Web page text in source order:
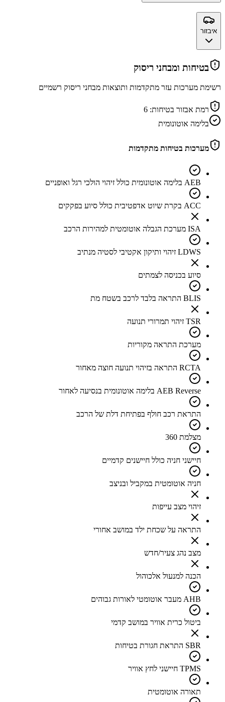
איבזור
בטיחות ומבחני ריסוק
רשימת מערכות עזר מתקדמות ותוצאות מבחני ריסוק רשמיים
רמת אבזור בטיחות: 6
בלימה אוטונומית
מערכות בטיחות מתקדמות
AEB בלימה אוטונומית כולל זיהוי הולכי רגל ואופניים
ACC בקרת שיוט אדפטיבית כולל סיוע בפקקים
ISA מערכת הגבלה אוטומטית למהירות הרכב
LDWS זיהוי ותיקון אקטיבי לסטיה מנתיב
סיוע בכניסה לצמתים
BLIS התראה בלבד לרכב בשטח מת
TSR זיהוי תמרורי תנועה
מערכת התראה מקוריות
RCTA התראה בזיהוי תנועה חוצה מאחור
AEB Reverse בלימה אוטונומית בנסיעה לאחור
התראת רכב חולף בפתיחת דלת של הרכב
מצלמת 360
חיישני חניה כולל חיישנים קדמיים
חניה אוטומטית במקביל ובניצב
זיהוי מצב עייפות
התראה על שכחת ילד במושב אחורי
מצב נהג צעיר/חדש
הכנה למנעול אלכוהול
AHB מעבר אוטומטי לאורות גבוהים
ביטול כרית אוויר במושב קדמי
SBR התראת חגורת בטיחות
TPMS חיישני לחץ אוויר
תאורה אוטומטית